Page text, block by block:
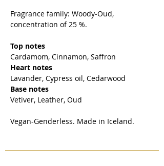
Fragrance family: Woody-Oud,
concentration of 25 %.
Top notes
Cardamom, Cinnamon, Saffron
Heart notes
Lavander, Cypress oil, Cedarwood
Base notes
Vetiver, Leather, Oud
Vegan-Genderless. Made in Iceland.